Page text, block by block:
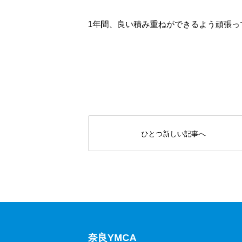
1年間、良い積み重ねができるよう頑張っ
ひとつ新しい記事へ
奈良YMCA